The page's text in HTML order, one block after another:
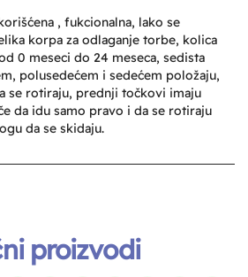
, fukcionalna, lako se
korpa za odlaganje torbe, kolica
0 meseci do 24 meseca, sedista
polusedećem i sedećem položaju,
se rotiraju, prednji točkovi imaju
da idu samo pravo i da se rotiraju
da se skidaju.
proizvodi